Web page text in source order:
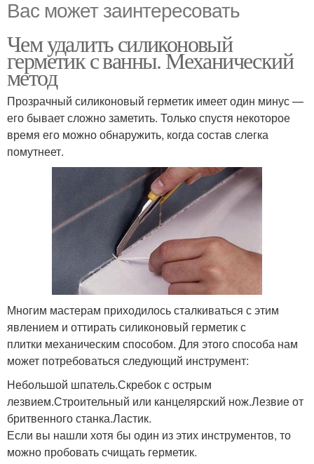
Вас может заинтересовать
Чем удалить силиконовый
герметик с ванны. Механический
метод
Прозрачный силиконовый герметик имеет один минус —
его бывает сложно заметить. Только спустя некоторое
время его можно обнаружить, когда состав слегка
помутнеет.
Многим мастерам приходилось сталкиваться с этим
явлением и оттирать силиконовый герметик с
плитки механическим способом. Для этого способа нам
может потребоваться следующий инструмент:
Небольшой шпатель.Скребок с острым
лезвием.Строительный или канцелярский нож.Лезвие от
бритвенного станка.Ластик.
Если вы нашли хотя бы один из этих инструментов, то
можно пробовать счищать герметик.